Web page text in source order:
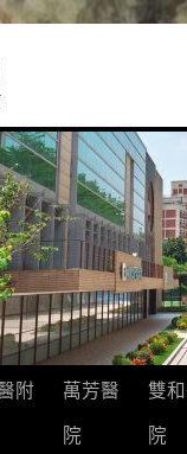
附
萬芳醫
院
雙
院